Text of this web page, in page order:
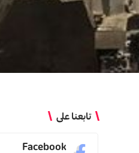
تابعنا على
Facebook